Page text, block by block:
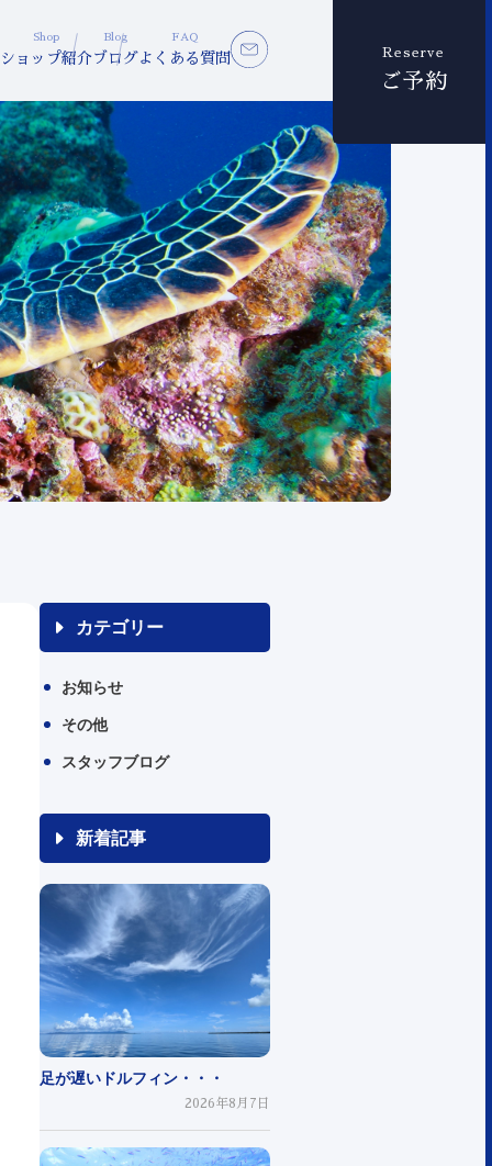
Shop
ショップ紹介
Blog
ブログ
FAQ
よくある質問 Reserve
ご予約
カテゴリー
お知らせ
その他
スタッフブログ
新着記事
足が遅いドルフィン・・・
2026年8月7日